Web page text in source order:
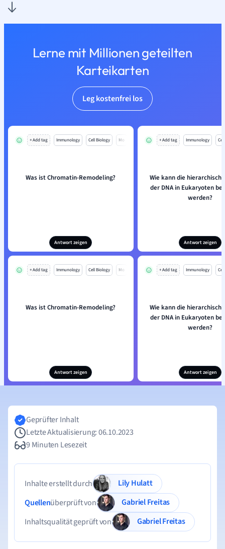
Lerne mit Millionen geteilten
Karteikarten
Leg kostenfrei los
+ Add tag Immunology Cell Biology Mo
Was ist Chromatin-Remodeling?
Antwort zeigen
+ Add tag Immunology
Wie kann die
der DNA in Eukaryoten
werden?
Antwort zeigen
+ Add tag Immunology Cell Biology Mo
Was ist Chromatin-Remodeling?
Antwort zeigen
+ Add tag Immunology
Wie kann die
der DNA in Eukaryoten
werden?
Antwort zeigen
Geprüfter Inhalt
Letzte Aktualisierung: 06.10.2023
9 Minuten Lesezeit
Inhalte erstellt durch
Lily Hulatt
Quellenüberprüft von
Gabriel Freitas
Inhaltsqualität geprüft von
Gabriel Freitas